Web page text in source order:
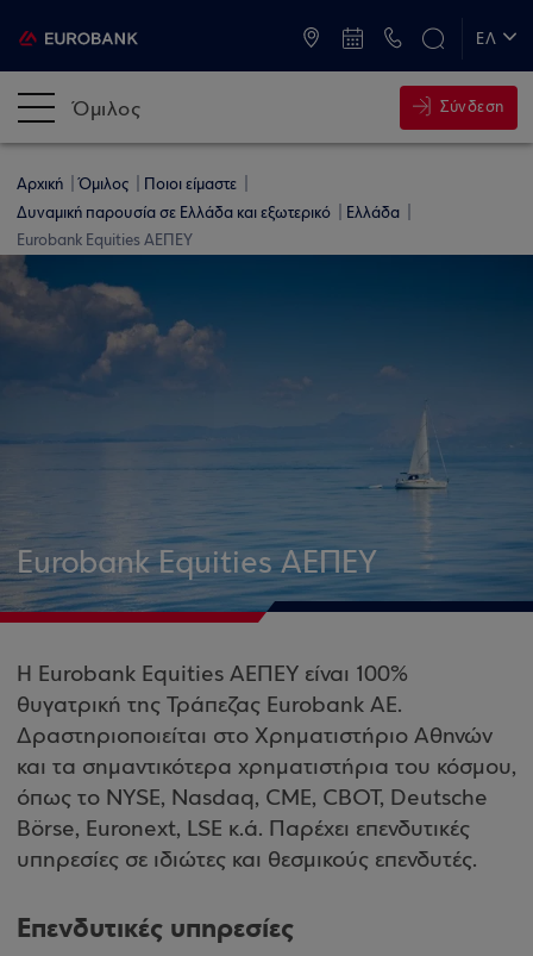
ΕΛ
Όμιλος Σύνδεση
Αρχική Όμιλος
Ποιοι είμαστε
Δυναμική παρουσία σε Ελλάδα και εξωτερικό
Ελλάδα
Eurobank Equities ΑΕΠΕΥ
Eurobank Equities ΑΕΠΕΥ
Η Eurobank Equities ΑΕΠΕΥ είναι 100%
θυγατρική της Τράπεζας Eurobank AE.
Δραστηριοποιείται στο Χρηματιστήριο Αθηνών
και τα σημαντικότερα χρηματιστήρια του κόσμου,
όπως το NYSE, Nasdaq, CME, CBOT, Deutsche
Börse, Euronext, LSE κ.ά. Παρέχει επενδυτικές
υπηρεσίες σε ιδιώτες και θεσμικούς επενδυτές.
Επενδυτικές υπηρεσίες